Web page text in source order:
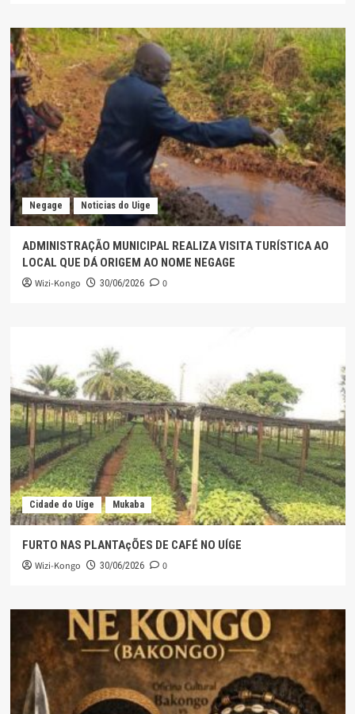
Negage Noticias do Uige
ADMINISTRAÇÃO MUNICIPAL REALIZA VISITA TURÍSTICA AO
LOCAL QUE DÁ ORIGEM AO NOME NEGAGE
Wizi-Kongo 30/06/2026 0
Cidade do Uíge Mukaba
FURTO NAS PLANTAçÕES DE CAFÉ NO UÍGE
Wizi-Kongo 30/06/2026 0